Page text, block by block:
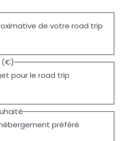
de votre road trip
(€)
pour le road trip
préféré